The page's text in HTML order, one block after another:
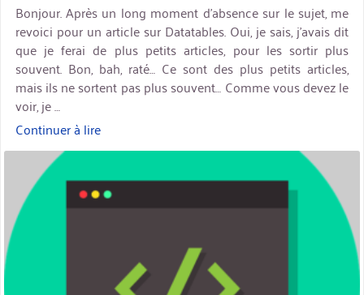
Bonjour. Après un long moment d’absence sur le sujet, me
revoici pour un article sur Datatables. Oui, je sais, j’avais dit
que je ferai de plus petits articles, pour les sortir plus
souvent. Bon, bah, raté… Ce sont des plus petits articles,
mais ils ne sortent pas plus souvent… Comme vous devez le
voir, je …
Continuer à lire« Datatables
–
via
ajax »
miniature